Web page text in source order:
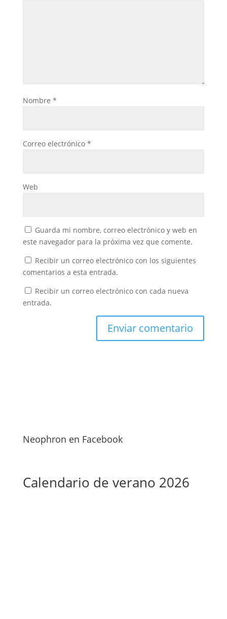
Nombre *
Correo electrónico *
Web
Guarda mi nombre, correo electrónico y web en
este navegador para la próxima vez que comente.
Recibir un correo electrónico con los siguientes
comentarios a esta entrada.
Recibir un correo electrónico con cada nueva
entrada.
Neophron en Facebook
Calendario de verano 2026